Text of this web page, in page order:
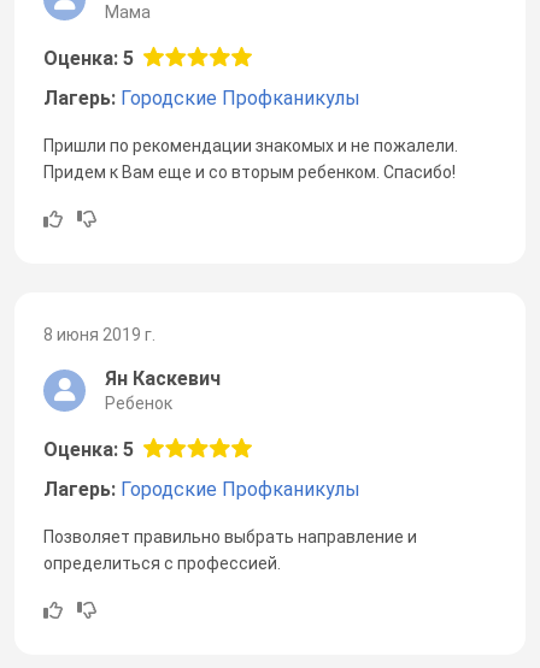
Мама
Оценка: 5
Лагерь: Городские Профканикулы
Пришли по рекомендации знакомых и не пожалели.
Придем к Вам еще и со вторым ребенком. Спасибо!
8 июня 2019 г.
Ян Каскевич
Ребенок
Оценка: 5
Лагерь: Городские Профканикулы
Позволяет правильно выбрать направление и
определиться с профессией.